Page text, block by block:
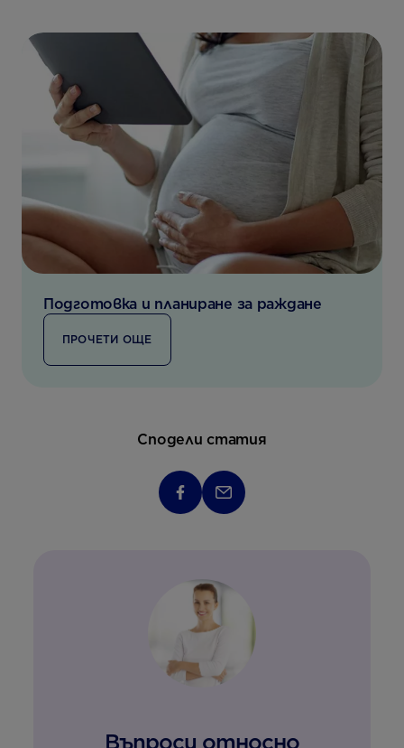
Подготовка и планиране за раждане
ПРОЧЕТИ ОЩЕ
Сподели статия
Въпроси относно